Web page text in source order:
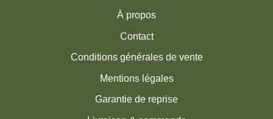
À propos
Contact
Conditions générales de vente
Mentions légales
Garantie de reprise